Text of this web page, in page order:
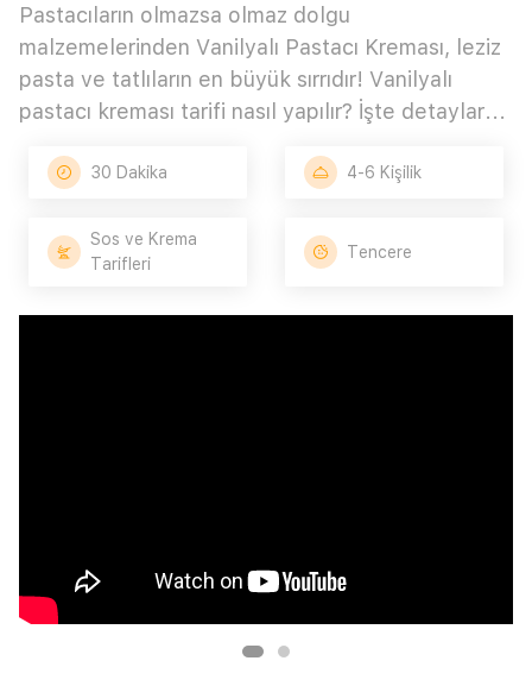
Pastacıların olmazsa olmaz dolgu
malzemelerinden Vanilyalı Pastacı Kreması, leziz
pasta ve tatlıların en büyük sırrıdır! Vanilyalı
pastacı kreması tarifi nasıl yapılır? İşte detaylar...
30 Dakika 4-6 Kişilik
Sos ve Krema
Tarifleri
Tencere